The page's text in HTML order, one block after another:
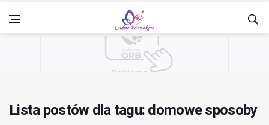
Lista postów dla tagu: domowe sposoby